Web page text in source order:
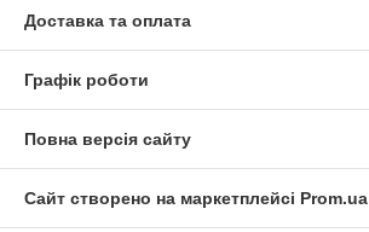
Доставка та оплата
Графік роботи
Повна версія сайту
Сайт створено на маркетплейсі Prom.ua